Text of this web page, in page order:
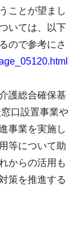
ことが望まし
いては、以下
ので参考にさ
護総合確保基
口設置事業や
事業を実施し
等について助
からの活用も
策を推進する